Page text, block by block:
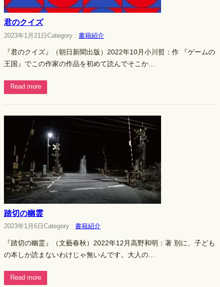
君のクイズ
2023年1月21日 Category : 書籍紹介
『君のクイズ』（朝日新聞出版）2022年10月小川哲：作 『ゲームの
王国』でこの作家の作品を初めて読んでそこか…
Read more
踏切の幽霊
2023年1月6日 Category : 書籍紹介
『踏切の幽霊』（文藝春秋）2022年12月高野和明：著 別に、子ども
の本しか読まないわけじゃ無いんです。大人の…
Read more